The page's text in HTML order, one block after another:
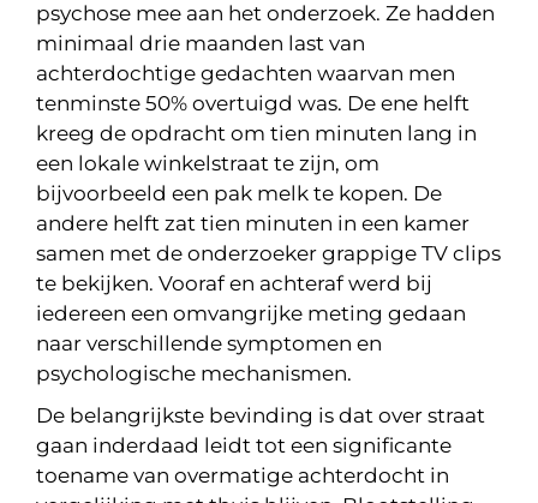
psychose mee aan het onderzoek. Ze hadden
minimaal drie maanden last van
achterdochtige gedachten waarvan men
tenminste 50% overtuigd was. De ene helft
kreeg de opdracht om tien minuten lang in
een lokale winkelstraat te zijn, om
bijvoorbeeld een pak melk te kopen. De
andere helft zat tien minuten in een kamer
samen met de onderzoeker grappige TV clips
te bekijken. Vooraf en achteraf werd bij
iedereen een omvangrijke meting gedaan
naar verschillende symptomen en
psychologische mechanismen.
De belangrijkste bevinding is dat over straat
gaan inderdaad leidt tot een significante
toename van overmatige achterdocht in